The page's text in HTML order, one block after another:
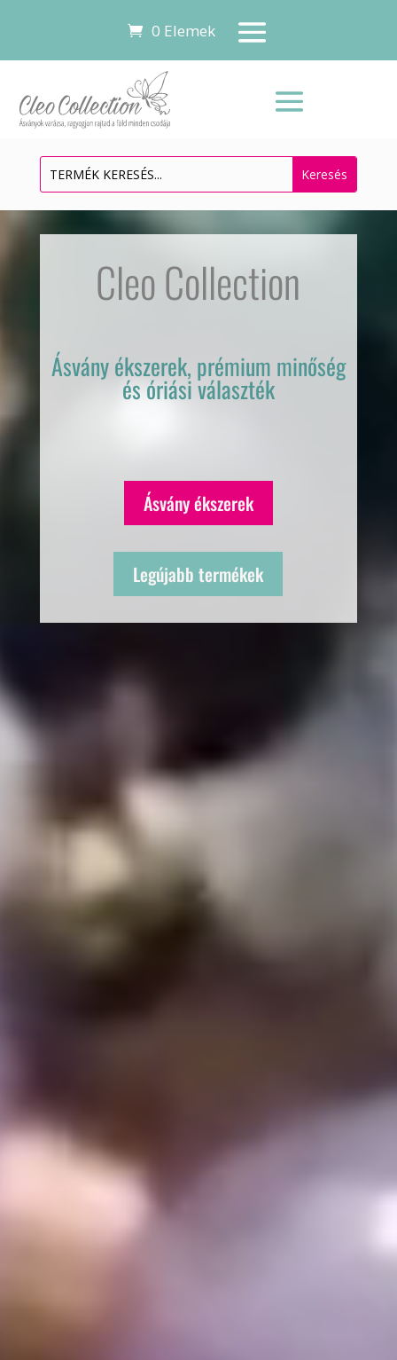
0 Elemek
Videólejátszó
Cleo Collection
Ásvány ékszerek, prémium minőség
és óriási választék
Ásvány ékszerek
Legújabb termékek